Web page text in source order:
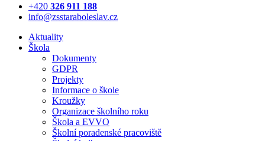
+420 326 911 188
info@zsstaraboleslav.cz
Aktuality
Škola
Dokumenty
GDPR
Projekty
Informace o škole
Kroužky
Organizace školního roku
Škola a EVVO
Školní poradenské pracoviště